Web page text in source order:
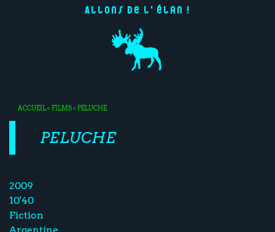
Allons de l'élan !
ACCUEIL< FILMS< PELUCHE
PELUCHE
2009
10'40
Fiction